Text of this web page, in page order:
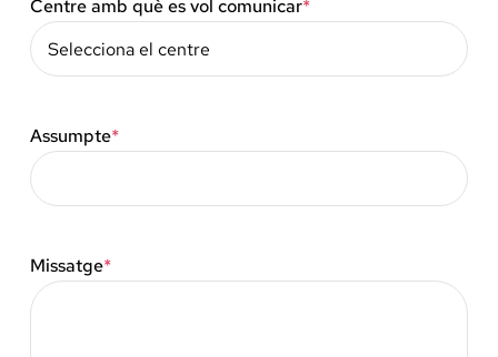
Centre amb què es vol comunicar*
Assumpte*
Missatge*